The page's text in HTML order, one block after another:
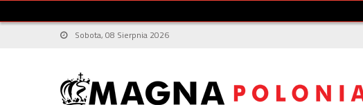
Sobota, 08 Sierpnia 2026